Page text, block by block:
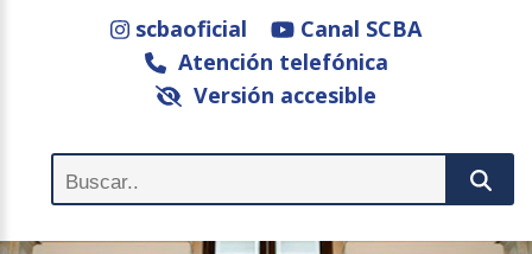
scbaoficial
Canal SCBA
Atención telefónica
Versión accesible